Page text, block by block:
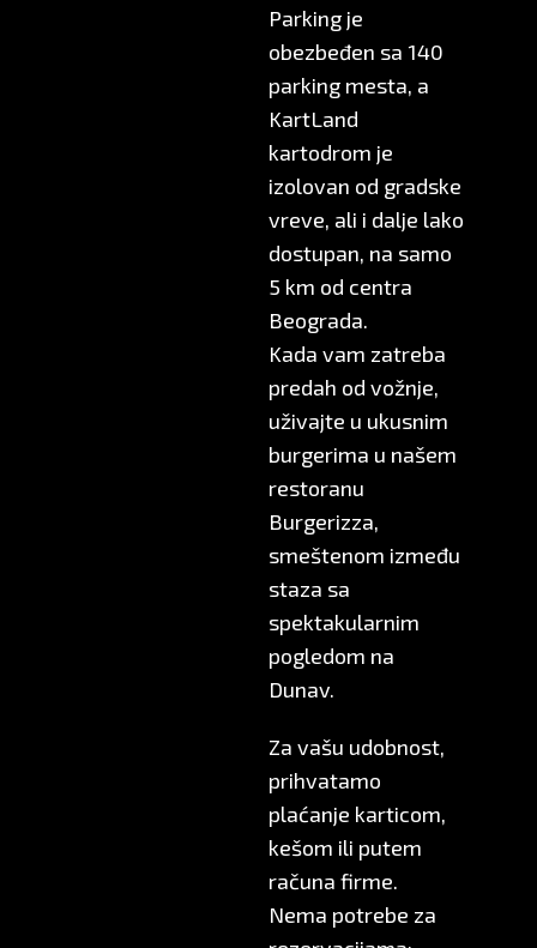
Parking je
obezbeđen sa 140
parking mesta, a
KartLand
kartodrom je
izolovan od gradske
vreve, ali i dalje lako
dostupan, na samo
5 km od centra
Beograda.
Kada vam zatreba
predah od vožnje,
uživajte u ukusnim
burgerima u našem
restoranu
Burgerizza,
smeštenom između
staza sa
spektakularnim
pogledom na
Dunav.
Za vašu udobnost,
prihvatamo
plaćanje karticom,
kešom ili putem
računa firme.
Nema potrebe za